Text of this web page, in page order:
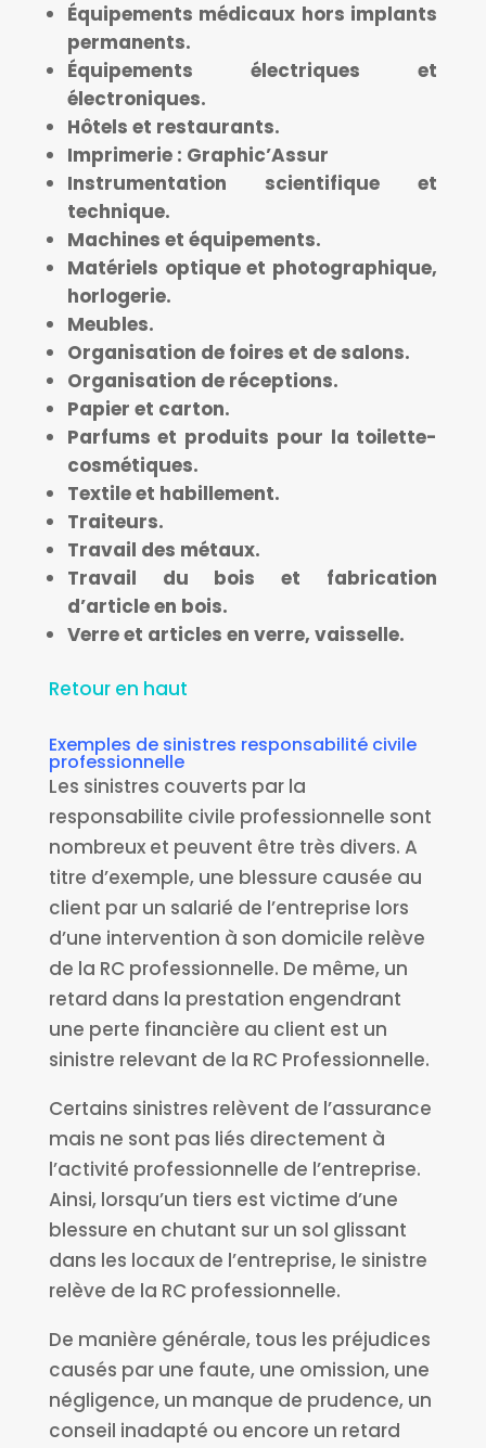
Équipements médicaux hors implants
permanents.
Équipements électriques et
électroniques.
Hôtels et restaurants.
Imprimerie : Graphic’Assur
Instrumentation scientifique et
technique.
Machines et équipements.
Matériels optique et photographique,
horlogerie.
Meubles.
Organisation de foires et de salons.
Organisation de réceptions.
Papier et carton.
Parfums et produits pour la toilette-
cosmétiques.
Textile et habillement.
Traiteurs.
Travail des métaux.
Travail du bois et fabrication
d’article en bois.
Verre et articles en verre, vaisselle.
Retour en haut
Exemples de sinistres responsabilité civile
professionnelle
Les sinistres couverts par la
responsabilite civile professionnelle sont
nombreux et peuvent être très divers. A
titre d’exemple, une blessure causée au
client par un salarié de l’entreprise lors
d’une intervention à son domicile relève
de la RC professionnelle. De même, un
retard dans la prestation engendrant
une perte financière au client est un
sinistre relevant de la RC Professionnelle.
Certains sinistres relèvent de l’assurance
mais ne sont pas liés directement à
l’activité professionnelle de l’entreprise.
Ainsi, lorsqu’un tiers est victime d’une
blessure en chutant sur un sol glissant
dans les locaux de l’entreprise, le sinistre
relève de la RC professionnelle.
De manière générale, tous les préjudices
causés par une faute, une omission, une
négligence, un manque de prudence, un
conseil inadapté ou encore un retard